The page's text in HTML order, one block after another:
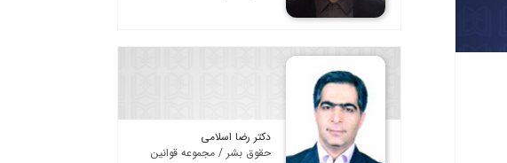
دکتر رضا اسلامی
حقوق بشر / مجموعه قوانین